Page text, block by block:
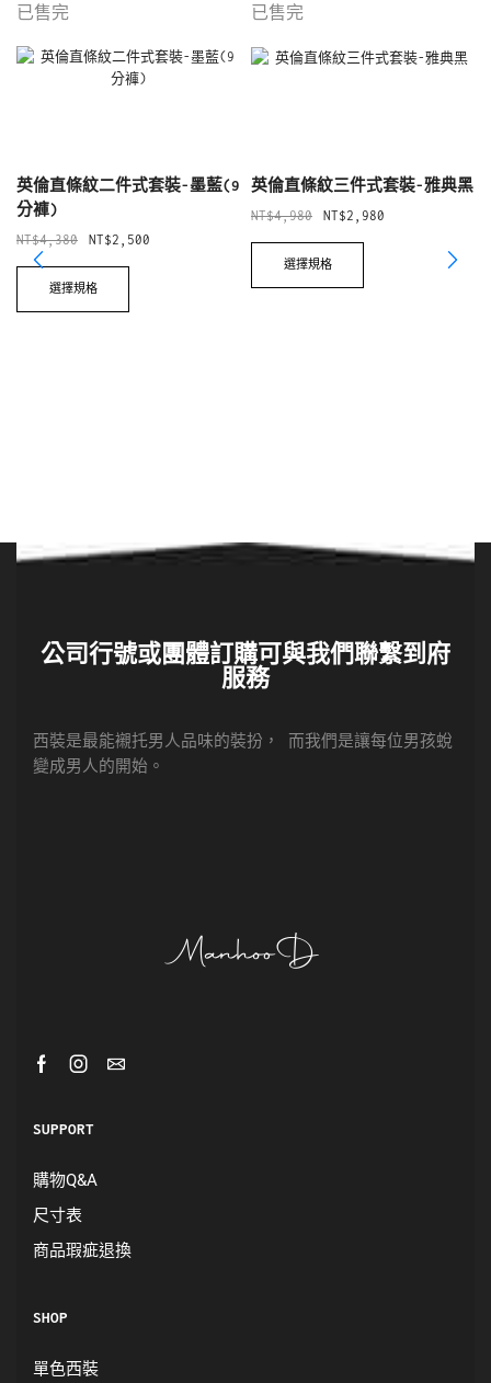
已售完
英倫直條紋二件式套裝-墨藍(9
分褲)
NT$4,380 NT$2,500
選擇規格
已售完
英倫直條紋三件式套裝-雅典黑
NT$4,980 NT$2,980
選擇規格
公司行號或團體訂購可與我們聯繫到府
服務
西裝是最能襯托男人品味的裝扮， 而我們是讓每位男孩蛻
變成男人的開始。
SUPPORT
購物Q&A
尺寸表
商品瑕疵退換
SHOP
單色西裝